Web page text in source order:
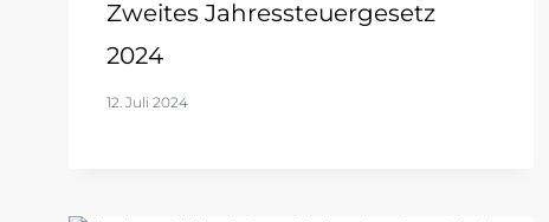
Zweites Jahressteuergesetz
2024
12. Juli 2024